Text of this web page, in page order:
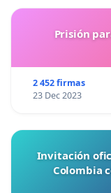
Prisión
2 452 firmas
23 Dec 2023
Invitación
Colombia